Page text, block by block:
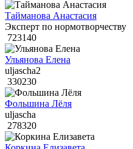
Тайманова Анастасия
Эксперт по нормотворчеству
723140
Ульянова Елена
uljascha2
330230
Фольшина Лёля
uljascha
278320